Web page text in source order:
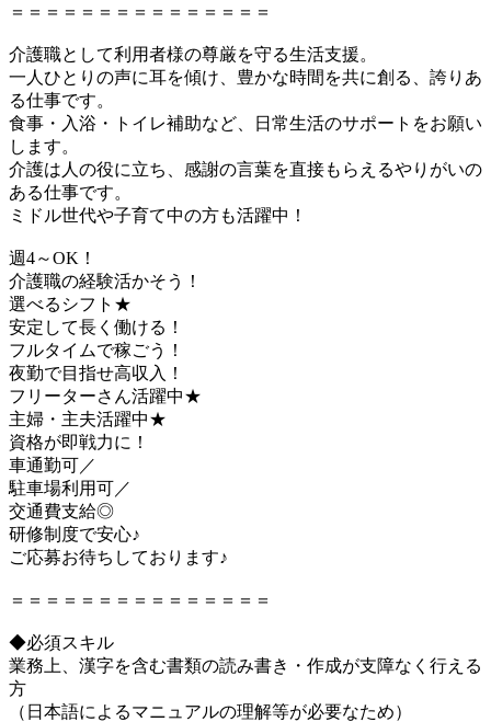
＝＝＝＝＝＝＝＝＝＝＝＝＝＝＝
介護職として利用者様の尊厳を守る生活支援。
一人ひとりの声に耳を傾け、豊かな時間を共に創る、誇りあ
る仕事です。
食事・入浴・トイレ補助など、日常生活のサポートをお願い
します。
介護は人の役に立ち、感謝の言葉を直接もらえるやりがいの
ある仕事です。
ミドル世代や子育て中の方も活躍中！
週4～OK！
介護職の経験活かそう！
選べるシフト★
安定して長く働ける！
フルタイムで稼ごう！
夜勤で目指せ高収入！
フリーターさん活躍中★
主婦・主夫活躍中★
資格が即戦力に！
車通勤可／
駐車場利用可／
交通費支給◎
研修制度で安心♪
ご応募お待ちしております♪
＝＝＝＝＝＝＝＝＝＝＝＝＝＝＝
◆必須スキル
業務上、漢字を含む書類の読み書き・作成が支障なく行える
方
（日本語によるマニュアルの理解等が必要なため）